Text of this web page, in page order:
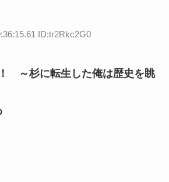
ID:tr2Rkc2G0
～杉に転生した俺は歴史を眺